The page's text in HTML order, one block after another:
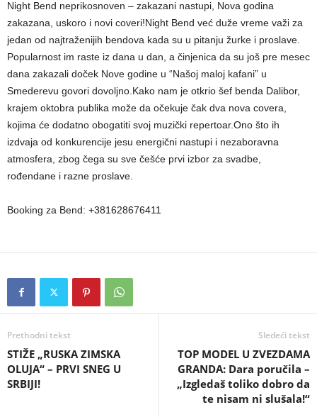
Night Bend neprikosnoven – zakazani nastupi, Nova godina
zakazana, uskoro i novi coveri!Night Bend već duže vreme važi za
jedan od najtraženijih bendova kada su u pitanju žurke i proslave.
Popularnost im raste iz dana u dan, a činjenica da su još pre mesec
dana zakazali doček Nove godine u “Našoj maloj kafani” u
Smederevu govori dovoljno.Kako nam je otkrio šef benda Dalibor,
krajem oktobra publika može da očekuje čak dva nova covera,
kojima će dodatno obogatiti svoj muzički repertoar.Ono što ih
izdvaja od konkurencije jesu energični nastupi i nezaboravna
atmosfera, zbog čega su sve češće prvi izbor za svadbe,
rođendane i razne proslave.
Booking za Bend: +381628676411
Prethodni tekst
STIŽE „RUSKA ZIMSKA
OLUJA“ – PRVI SNEG U
SRBIJI!
Sledeći tekst
TOP MODEL U ZVEZDAMA
GRANDA: Dara poručila –
„Izgledaš toliko dobro da
te nisam ni slušala!“